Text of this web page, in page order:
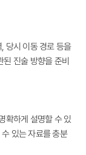
당시 이동 경로 등을
된 진술 방향을 준비
확하게 설명할 수 있
있는 자료를 충분